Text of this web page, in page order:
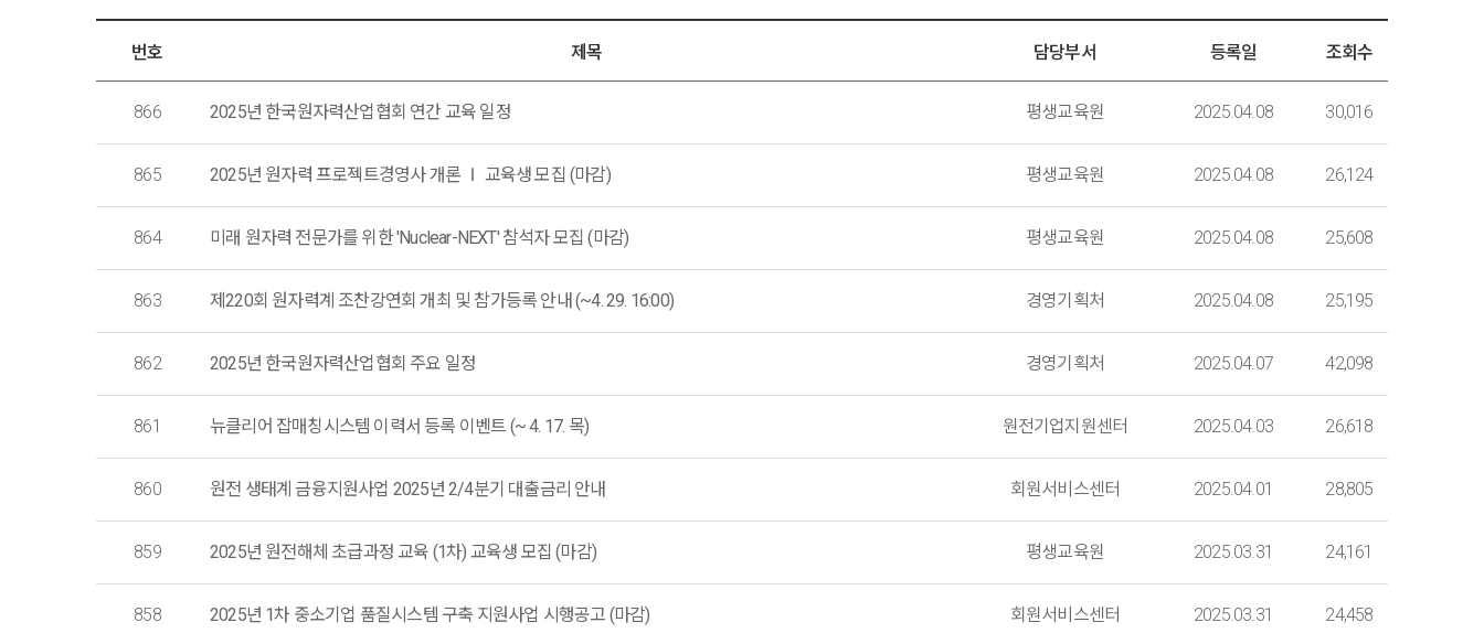
번호 제목 담당부서 등록일 조회수
866 2025년 한국원자력산업협회 연간 교육 일정 평생교육원 2025.04.08 30,016
865 2025년 원자력 프로젝트경영사 개론 Ⅰ 교육생 모집 (마감) 평생교육원 2025.04.08 26,124
864 미래 원자력 전문가를 위한 'Nuclear-NEXT' 참석자 모집 (마감) 평생교육원 2025.04.08 25,608
863 제220회 원자력계 조찬강연회 개최 및 참가등록 안내 (~4. 29. 16:00) 경영기획처 2025.04.08 25,195
862 2025년 한국원자력산업협회 주요 일정 경영기획처 2025.04.07 42,098
861 뉴클리어 잡매칭시스템 이력서 등록 이벤트 (~ 4. 17. 목) 원전기업지원센터 2025.04.03 26,618
860 원전 생태계 금융지원사업 2025년 2/4분기 대출금리 안내 회원서비스센터 2025.04.01 28,805
859 2025년 원전해체 초급과정 교육 (1차) 교육생 모집 (마감) 평생교육원 2025.03.31 24,161
858 2025년 1차 중소기업 품질시스템 구축 지원사업 시행공고 (마감) 회원서비스센터 2025.03.31 24,458